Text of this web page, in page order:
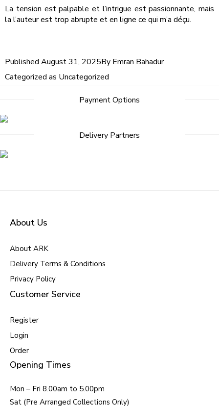
La tension est palpable et l’intrigue est passionnante, mais
la l’auteur est trop abrupte et en ligne ce qui m’a déçu.
Published August 31, 2025By Emran Bahadur
Categorized as Uncategorized
Payment Options
Delivery Partners
About Us
About ARK
Delivery Terms & Conditions
Privacy Policy
Customer Service
Register
Login
Order
Opening Times
Mon – Fri 8.00am to 5.00pm
Sat (Pre Arranged Collections Only)